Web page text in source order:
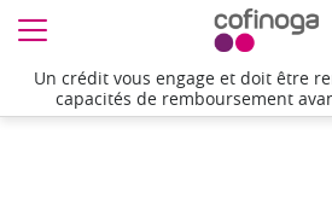
Un crédit vous engage et doit être
capacités de remboursement